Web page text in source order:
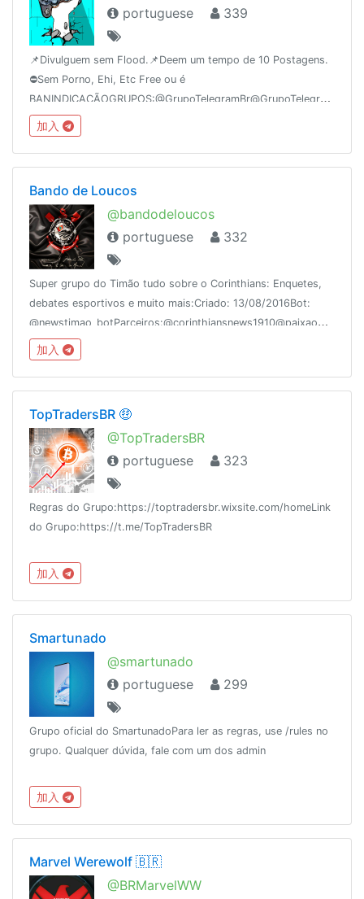
portuguese
339
📌Divulguem sem Flood.📌Deem um tempo de 10 Postagens.
⛔️Sem Porno, Ehi, Etc Free ou é
/regras
加入
Bando de Loucos
@bandodeloucos
portuguese
332
Super grupo do Timão tudo sobre o Corinthians: Enquetes,
debates esportivos e muito mais:Criado: 13/08/2016Bot:
@newstimao_botParceiros:@corinthiansnews1910@paixaoCorinthiana
加入
TopTradersBR 🤑
@TopTradersBR
portuguese
323
Regras do Grupo:https://toptradersbr.wixsite.com/homeLink
do Grupo:https://t.me/TopTradersBR
加入
Smartunado
@smartunado
portuguese
299
Grupo oficial do SmartunadoPara ler as regras, use /rules no
grupo. Qualquer dúvida, fale com um dos admin
加入
Marvel Werewolf 🇧🇷
@BRMarvelWW